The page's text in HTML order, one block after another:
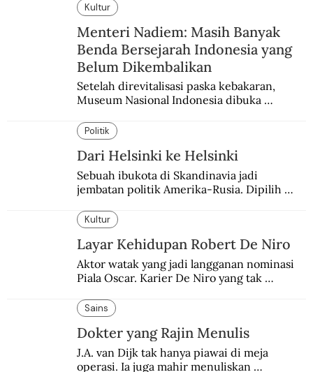
Kultur
Menteri Nadiem: Masih Banyak
Benda Bersejarah Indonesia yang
Belum Dikembalikan
Setelah direvitalisasi paska kebakaran,
Museum Nasional Indonesia dibuka
Pameran Repatriasi 2024.
Politik
Dari Helsinki ke Helsinki
Sebuah ibukota di Skandinavia jadi
jembatan politik Amerika-Rusia. Dipilih
Kultur
Layar Kehidupan Robert De Niro
Aktor watak yang jadi langganan nominasi
Piala Oscar. Karier De Niro yang tak
lebih dari setengah abad.
Sains
Dokter yang Rajin Menulis
J.A. van Dijk tak hanya piawai di meja
operasi. Ia juga mahir menuliskan